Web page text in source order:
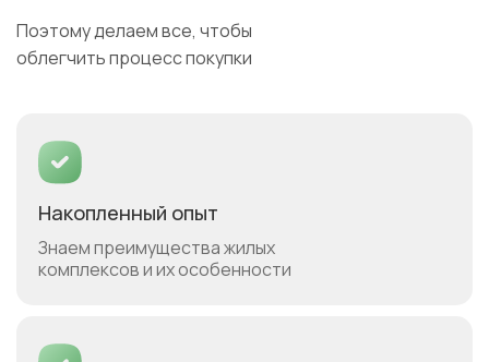
Поэтому делаем все, чтобы
облегчить процесс покупки
Накопленный опыт
Знаем преимущества жилых
комплексов и их особенности